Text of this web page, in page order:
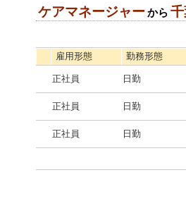
ケアマネージャー から
雇用形態 勤務形態
正社員 日勤
正社員 日勤
正社員 日勤